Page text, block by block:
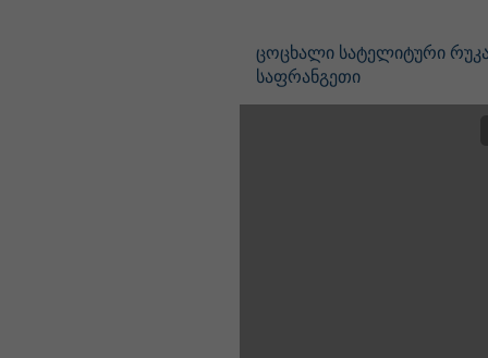
ცოცხალი სატელიტური
საფრანგეთი